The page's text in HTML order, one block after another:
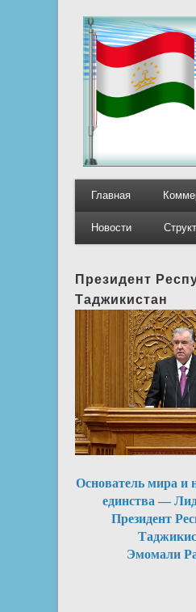
Главная
Новости
Президент
Таджикистан
Основатель мира и
единства —
Президент
Эмомали